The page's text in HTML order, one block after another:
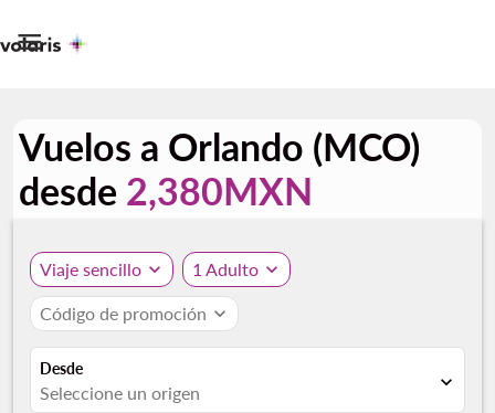

Vuelos a Orlando (MCO)
desde 2,380MXN
Viaje sencillo expand_more 1 Adulto expand_more
Código de promoción expand_more
Desde
Seleccione un origen expand_more